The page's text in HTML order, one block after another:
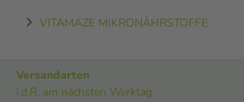
VITAMAZE MIKRONÄHRSTOFFE
Versandarten
i.d.R. am nächsten Werktag